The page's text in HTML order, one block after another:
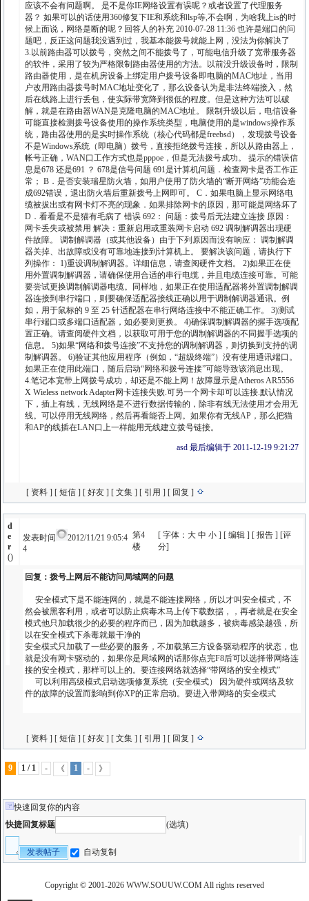
应该不会有问题啊。 是不是你IE网络设置有误呢？或者设置了代理服务
器？ 如果可以的话使用360修复下IE和系统和lsp等,不会啊，为啥我上is的时
候上面说，网络是断的呢？回答人的补充 2010-07-28 11:36 也许是端口的问
题吧，反正这问题我没遇到过，我基本能拨号就能上网，没法为你解决了
3.以前路由器可以拨号，突然之间不能拨号了，可能电信升级了宽带服务器
的软件，采用了较为严格限制路由器使用的方法。以前没升级设备时，限制
路由器使用，是在机房设备上绑定用户拨号设备即电脑的MAC地址，当用
户改用路由器拨号时MAC地址变化了，那么设备认为是非法终端接入，然
后在线路上进行丢包，使实际带宽降到很低的程度。但是这种方法可以破
解，就是在路由器WAN是克隆电脑的MAC地址。 限制升级以后，电信设备
可能直接检测拨号设备使用的操作系统类型，电脑使用的是windows操作系
统，路由器使用的是实时操作系统（核心代码都是freebsd），发现拨号设备
不是Windows系统（即电脑）拨号，直接拒绝拨号连接，所以从路由器上，
帐号正确，WAN口工作方式也是pppoe，但是无法拨号成功。 提示的错误信
息是678 还是691 ？ 678是信号问题 691是计算机问题．检查网卡是否工作正
常； B．是否安装瑞星防火墙，如用户使用了防火墙的“断开网络”功能会造
成692错误，退出防火墙后重新拨号上网即可。 C．如果电脑上显示网络电
缆被拔出或有网卡灯不亮的现象．如果排除网卡的原因，那可能是网络坏了
D．看看是不是猫有毛病了 错误 692： 问题：拨号后无法建立连接 原因：
网卡丢失或被禁用 解决：重新启用或重装网卡启动 692 调制解调器出现硬
件故障。 调制解调器（或其他设备）由于下列原因而没有响应： 调制解调
器关掉、出故障或没有可靠地连接到计算机上。 要解决该问题，请执行下
列操作： 1)重设调制解调器。详细信息，请查阅硬件文档。 2)如果正在使
用外置调制解调器，请确保使用合适的串行电缆，并且电缆连接可靠。可能
要尝试更换调制解调器电缆。同样地，如果正在使用适配器将外置调制解调
器连接到串行端口，则要确保适配器接线正确以用于调制解调器通讯。例
如，用于鼠标的 9 至 25 针适配器在串行网络连接中不能正确工作。 3)测试
串行端口或多端口适配器，如必要则更换。 4)确保调制解调器的握手选项配
置正确。请查阅硬件文档，以获取可用于您的调制解调器的不同握手选项的
信息。 5)如果“网络和拨号连接”不支持您的调制解调器，则切换到支持的调
制解调器。 6)验证其他应用程序（例如，“超级终端”）没有使用通讯端口。
如果正在使用此端口，随后启动“网络和拨号连接”可能导致该消息出现。
4.笔记本宽带上网拨号成功，却还是不能上网！故障显示是Atheros AR5556
X Wieless network Adapter网卡连接失败.可另一个网卡却可以连接.默认情况
下，插上有线，无线网络是不进行数据传输的，除非有线无法使用才会用无
线。可以停用无线网络，然后再看能否上网。如果你有无线AP，那么把猫
和AP的线插在LAN口上一样能用无线建立拨号链接。
asd 最后编辑于 2011-12-19 9:21:27
[ 资料 ] [ 短信 ] [ 好友 ] [ 文集 ] [ 引用 ] [ 回复 ]
d
e
r
()
发表时间
2012/11/21 9:05:4
4
第4
楼
[ 字体： 大 中 小 ] [ 编辑 ] [ 报告 ] [评
分]
回复：拨号上网后不能访问局域网的问题
安全模式下是不能连网的，就是不能连接网络，所以才叫安全模式，不
然会被黑客利用，或者可以防止病毒木马上传下载数据，，再者就是在安全
模式他只加载很少的必要的程序而已，因为加载越多，被病毒感染越强，所
以在安全模式下杀毒就最干净的
安全模式只加载了一些必要的服务，不加载第三方设备驱动程序的状态，也
就是没有网卡驱动的，如果你是局域网的话那你点完F8后可以选择带网络连
接的安全模式，那样可以上的。要连接网络就选择“带网络的安全模式”
可以利用高级模式启动选项修复系统（安全模式） 因为硬件或网络及软
件的故障的设置而影响到你XP的正常启动。要进入带网络的安全模式
[ 资料 ] [ 短信 ] [ 好友 ] [ 文集 ] [ 引用 ] [ 回复 ]
9 1 / 1 - 《 1 - 》
快速回复你的内容
快捷回复标题
(选填)
自动复制
Copyright © 2001-2026 WWW.SOUUW.COM All rights reserved